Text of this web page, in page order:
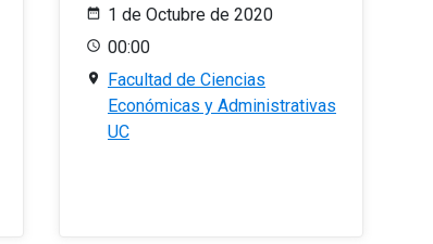
1 de Octubre de 2020
00:00
Facultad de Ciencias
Económicas y Administrativas
UC